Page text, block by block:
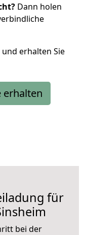
Dann holen
erhalten Sie
erhalten
für
bei der